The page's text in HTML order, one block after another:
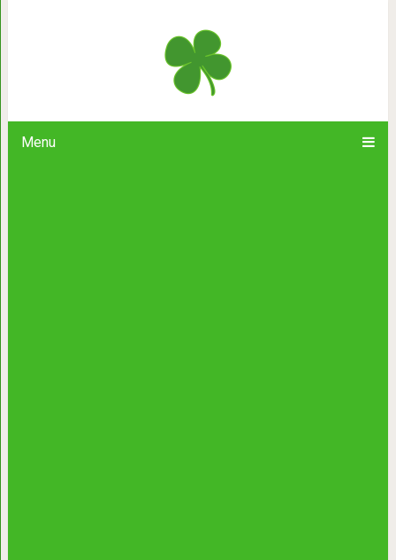
Menu
Лебеда, медвежатина,